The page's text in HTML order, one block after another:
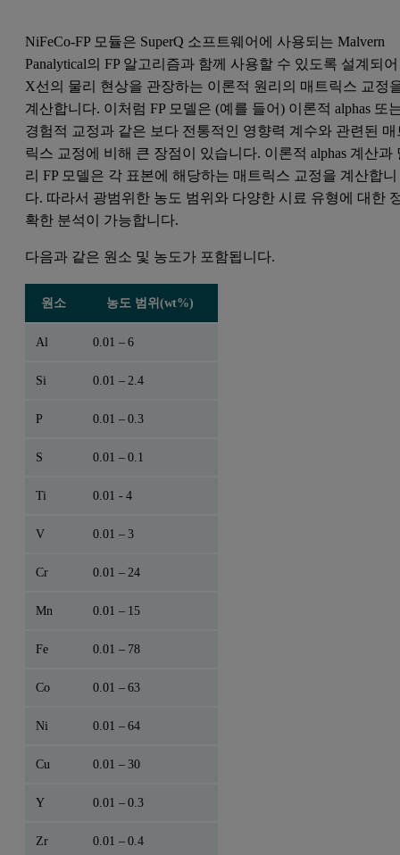
NiFeCo-FP 모듈은 SuperQ 소프트웨어에 사용되는 Malvern
Panalytical의 FP 알고리즘과 함께 사용할 수 있도록 설계되어
X선의 물리 현상을 관장하는 이론적 원리의 매트릭스 교정
계산합니다. 이처럼 FP 모델은 (예를 들어) 이론적 alphas 또
경험적 교정과 같은 보다 전통적인 영향력 계수와 관련된 매
릭스 교정에 비해 큰 장점이 있습니다. 이론적 alphas 계산과
리 FP 모델은 각 표본에 해당하는 매트릭스 교정을 계산합니
다. 따라서 광범위한 농도 범위와 다양한 시료 유형에 대한
확한 분석이 가능합니다.
다음과 같은 원소 및 농도가 포함됩니다.
원소 농도 범위(wt%)
Al 0.01 – 6
Si 0.01 – 2.4
P 0.01 – 0.3
S 0.01 – 0.1
Ti 0.01 - 4
V 0.01 – 3
Cr 0.01 – 24
Mn 0.01 – 15
Fe 0.01 – 78
Co 0.01 – 63
Ni 0.01 – 64
Cu 0.01 – 30
Y 0.01 – 0.3
Zr 0.01 – 0.4